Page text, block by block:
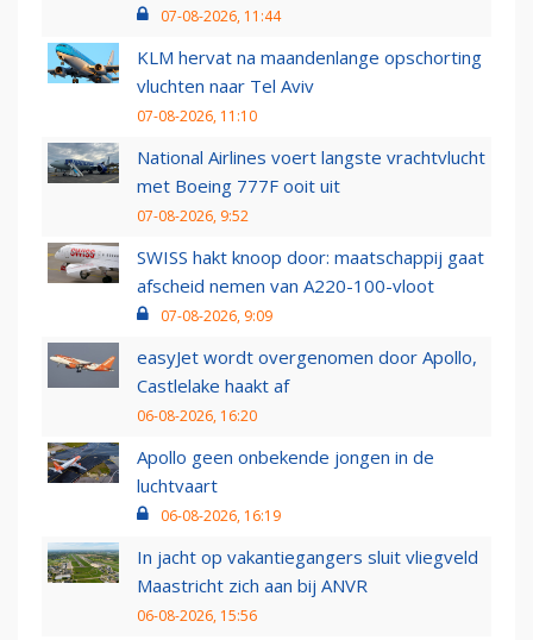
07-08-2026, 11:44
KLM hervat na maandenlange opschorting
vluchten naar Tel Aviv
07-08-2026, 11:10
National Airlines voert langste vrachtvlucht
met Boeing 777F ooit uit
07-08-2026, 9:52
SWISS hakt knoop door: maatschappij gaat
afscheid nemen van A220-100-vloot
07-08-2026, 9:09
easyJet wordt overgenomen door Apollo,
Castlelake haakt af
06-08-2026, 16:20
Apollo geen onbekende jongen in de
luchtvaart
06-08-2026, 16:19
In jacht op vakantiegangers sluit vliegveld
Maastricht zich aan bij ANVR
06-08-2026, 15:56